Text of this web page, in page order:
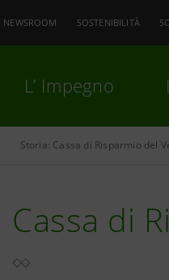
NEWSROOM SOSTENIBILITÀ
L’ Impegno
Storia: Cassa di Risparmio del
Cassa di